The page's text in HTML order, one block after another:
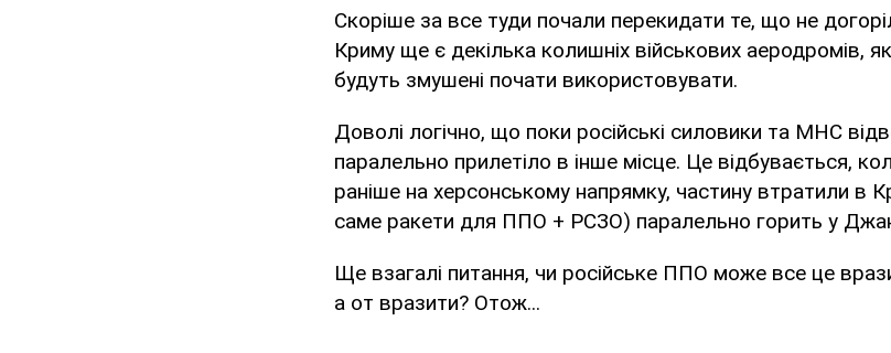
Скоріше за все туди почали перекидати те, що не
Криму ще є декілька колишніх військових аеродромів,
будуть змушені почати використовувати.
Доволі логічно, що поки російські силовики та МНС
паралельно прилетіло в інше місце. Це відбувається,
раніше на херсонському напрямку, частину втратили в
саме ракети для ППО + РСЗО) паралельно горить у
Ще взагалі питання, чи російське ППО може все це
а от вразити? Отож...